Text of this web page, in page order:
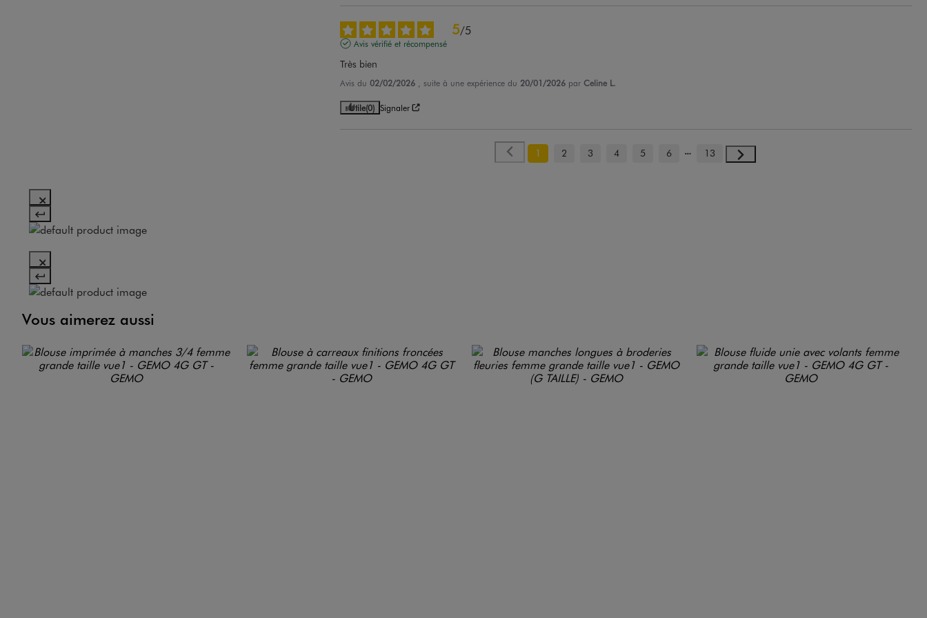
5/5
Avis vérifié et récompensé
Très bien
Avis du 02/02/2026 , suite à une expérience du 20/01/2026 par Celine L.
Utile(0) Signaler
1 2 3 4 5 6 13
Vous aimerez aussi